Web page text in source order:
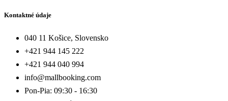
Kontaktné údaje
040 11 Košice, Slovensko
+421 944 145 222
+421 944 040 994
info@mallbooking.com
Pon-Pia: 09:30 - 16:30